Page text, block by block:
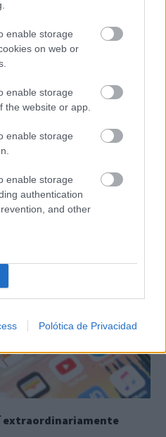
enable storage
on web or
enable storage
the website or app.
enable storage
enable storage
authentication
and other
Polótica de Privacidad
la vieja escuela ¡Cómo los
extraordinariamente